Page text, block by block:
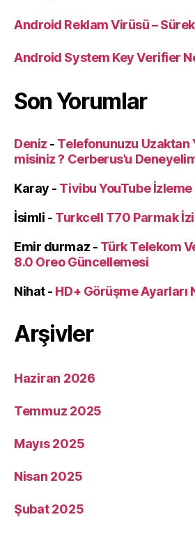
Android Reklam Virüsü –
Android System Key Verifier
Son Yorumlar
Deniz - Telefonunuzu Uzaktan
misiniz ? Cerberus’u
Karay - Tivibu YouTube İzleme
İsimli - Turkcell T70 Parmak İzi
Emir durmaz - Türk Telekom
8.0 Oreo Güncellemesi
Nihat- HD+ Görüşme Ayarları
Arşivler
Haziran 2026
Temmuz 2025
Mayıs 2025
Nisan 2025
Şubat 2025